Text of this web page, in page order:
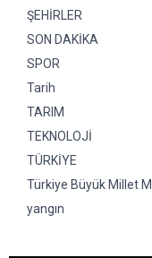
ŞEHİRLER
SON DAKİKA
SPOR
Tarih
TARIM
TEKNOLOJİ
TÜRKİYE
Türkiye Büyük Millet
yangın